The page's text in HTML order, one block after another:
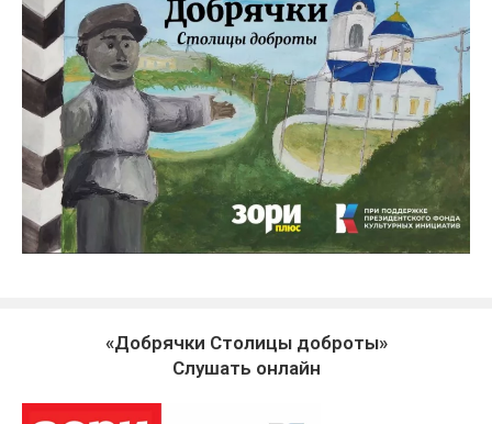
«Добрячки Столицы доброты»
Слушать онлайн